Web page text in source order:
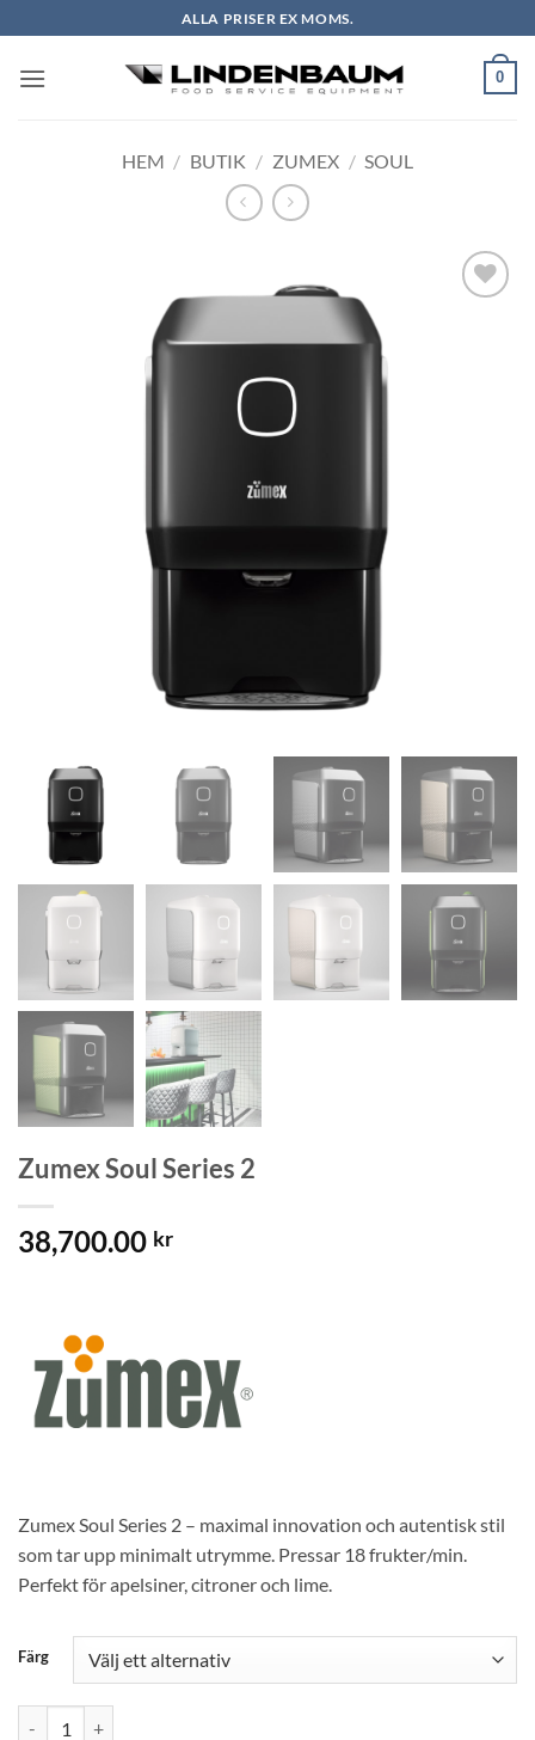
to
content
ALLA PRISER EX MOMS.
0
HEM / BUTIK / ZUMEX / SOUL
Zumex Soul Series 2
38,700.00 kr
Zumex Soul Series 2 – maximal innovation och autentisk stil
som tar upp minimalt utrymme. Pressar 18 frukter/min.
Perfekt för apelsiner, citroner och lime.
Färg